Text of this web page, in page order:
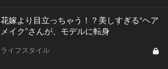
花嫁より目立っちゃう！？美しすぎる“ヘア
メイク”さんが、モデルに転身
ライフスタイル